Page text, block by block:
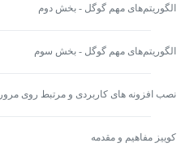
الگوریتم‌های مهم گوگل - بخش دوم
الگوریتم‌های مهم گوگل - بخش سوم
نصب افزونه های کاربردی و مرتبط روی مرور
کوییز مفاهیم و مقدمه